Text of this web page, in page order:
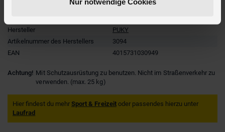
max. 25 kg
Hersteller
PUKY
Artikelnummer des Herstellers
3094
EAN
4015731030949
Achtung! Mit Schutzausrüstung zu benutzen. Nicht im Straßenverkehr zu
verwenden. (max. 25 kg)
Hier findest du mehr Sport & Freizeitoder passendes hierzu unter
Laufrad